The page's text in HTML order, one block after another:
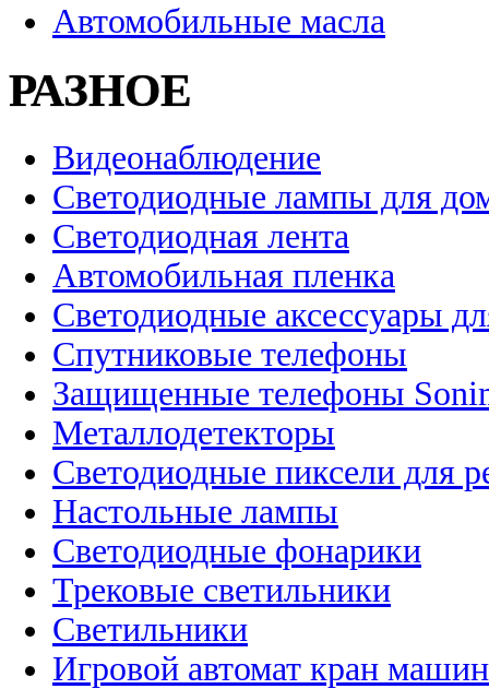
Автомобильные масла
РАЗНОЕ
Видеонаблюдение
Светодиодные лампы для
Светодиодная лента
Автомобильная пленка
Светодиодные аксессуары
Спутниковые телефоны
Защищенные телефоны
Металлодетекторы
Светодиодные пиксели для
Настольные лампы
Светодиодные фонарики
Трековые светильники
Светильники
Игровой автомат кран